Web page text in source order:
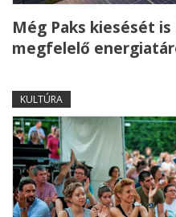
Még Paks kiesését
megfelelő
KULTÚRA